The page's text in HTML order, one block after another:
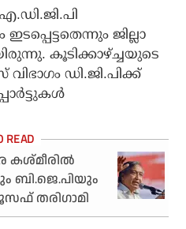
ജില്ലാ
കൂടിക്കാഴ്ച്ചയുടെ
ഡി.ജി.പിക്ക്
കശ്മീരില്‍
ബി.ജെ.പിയും
തരിഗാമി